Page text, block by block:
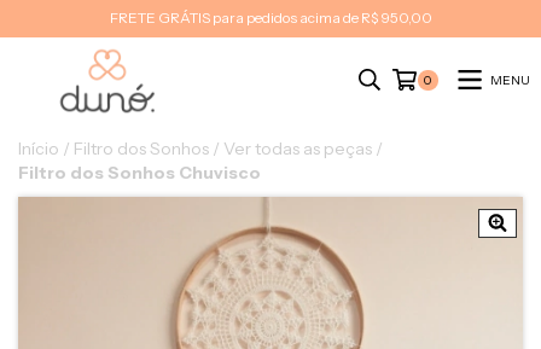
FRETE GRÁTIS para pedidos acima de R$ 950,00
0 MENU
Início / Filtro dos Sonhos / Ver todas as peças /
Filtro dos Sonhos Chuvisco